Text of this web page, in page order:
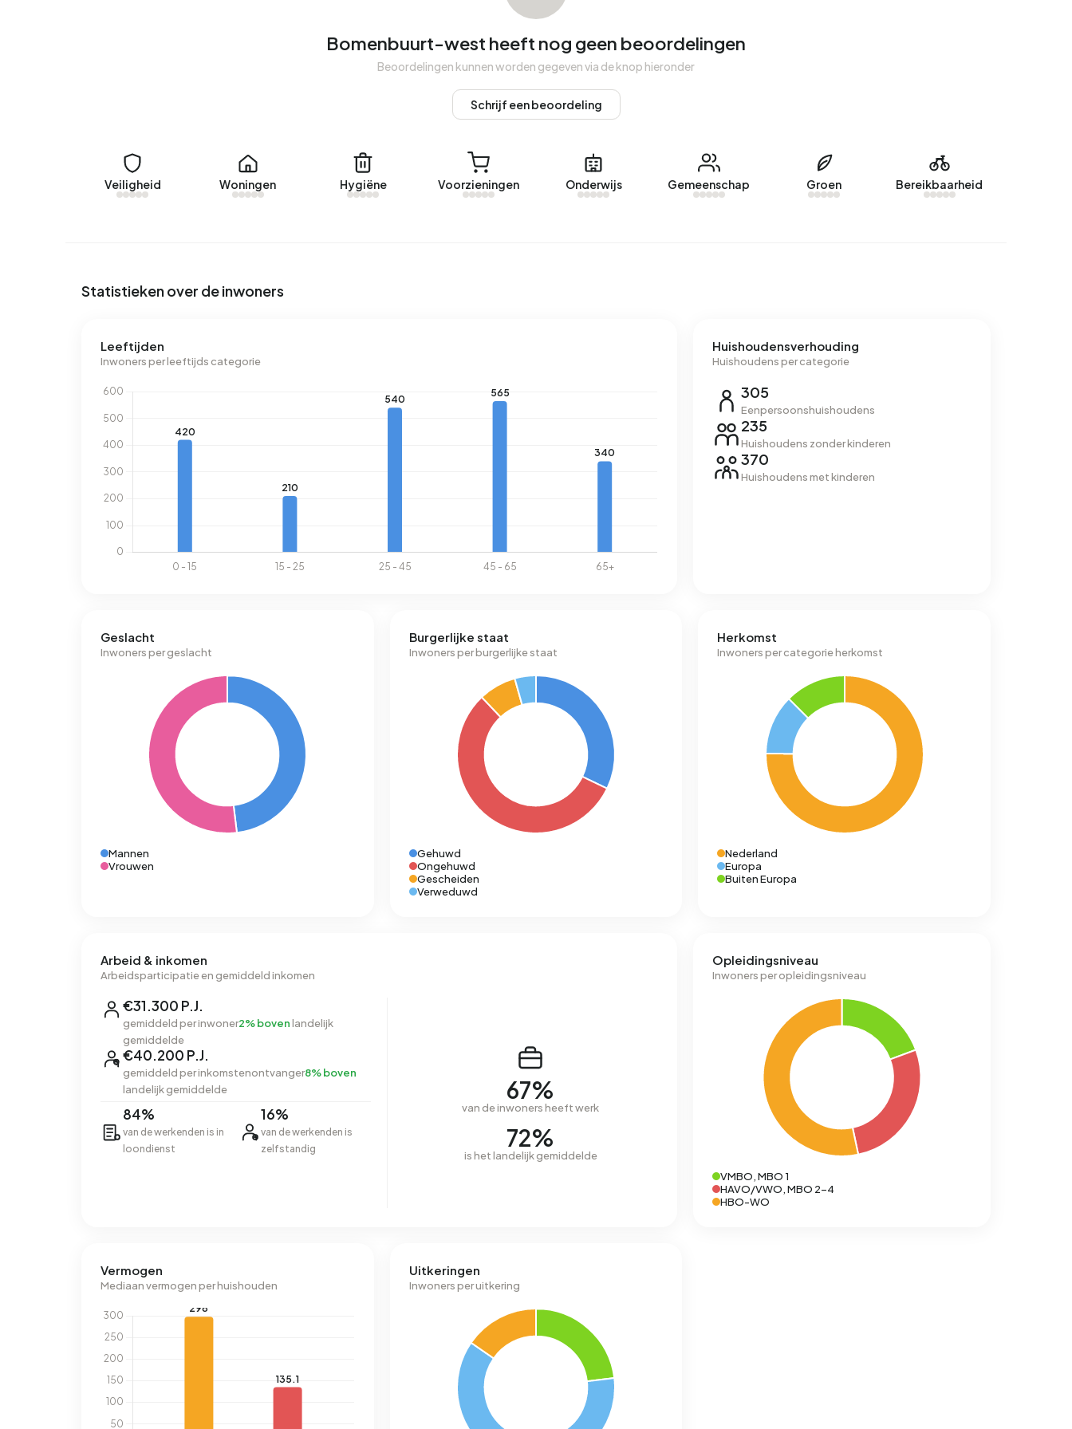
Momenteel zijn er geen woningen te huur in Bomenbuurt-west. De meest recentelijke woning is
Energie
In Bomenbuurt-west zijn er 913 adressen met een geregistreerd energielabel. De meest voorkomende
Bomenbuurt-west heeft nog geen beoordelingen
Beoordelingen kunnen worden gegeven via de knop hieronder
Schrijf een beoordeling
Veiligheid Woningen Hygiëne Voorzieningen Onderwijs Gemeenschap Groen Bereikbaarheid
Statistieken over de inwoners
Leeftijden
Inwoners per leeftijds categorie
Huishoudensverhouding
Huishoudens per categorie
305
Eenpersoonshuishoudens
235
Huishoudens zonder kinderen
370
Huishoudens met kinderen
Geslacht
Inwoners per geslacht
Mannen
Vrouwen
Burgerlijke staat
Inwoners per burgerlijke staat
Gehuwd
Ongehuwd
Gescheiden
Verweduwd
Herkomst
Inwoners per categorie herkomst
Nederland
Europa
Buiten Europa
Arbeid & inkomen
Arbeidsparticipatie en gemiddeld inkomen
€31.300 P.J.
gemiddeld per inwoner2% bovenlandelijk
gemiddelde
€40.200 P.J.
gemiddeld per inkomstenontvanger8% boven
landelijk gemiddelde
84%
van de werkenden is in
loondienst
16%
van de werkenden is
zelfstandig
67%
van de inwoners heeft werk
72%
is het landelijk gemiddelde
Opleidingsniveau
Inwoners per opleidingsniveau
VMBO, MBO 1
HAVO/VWO, MBO 2-4
HBO-WO
Vermogen
Mediaan vermogen per huishouden
Uitkeringen
Inwoners per uitkering